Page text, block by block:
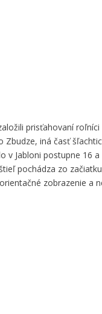
prisťahovaní
Zbudze, iná časť
v Jabloni postupne 16
pochádza zo
zobrazenie a